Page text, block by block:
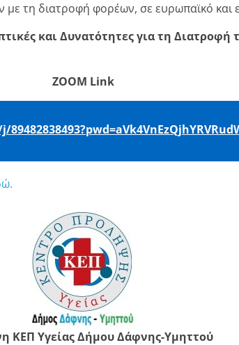
τη διατροφή φορέων, σε ευρωπαϊκό και
και Δυνατότητες για τη Διατροφή
ZOOM Link
ΚΕΠ Υγείας Δήμου Δάφνης-Υμηττού